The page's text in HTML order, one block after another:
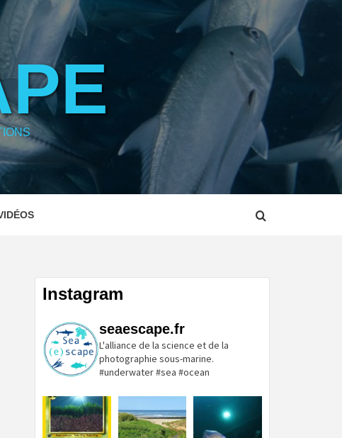
Instagram
seaescape.fr
L'alliance de la science et de la
photographie sous-marine.
#underwater #sea #ocean